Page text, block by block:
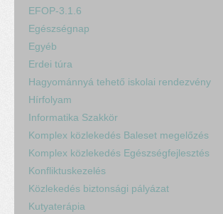
EFOP-3.1.6
Egészségnap
Egyéb
Erdei túra
Hagyománnyá tehető iskolai rendezvény
Hírfolyam
Informatika Szakkör
Komplex közlekedés Baleset megelőzés
Komplex közlekedés Egészségfejlesztés
Konfliktuskezelés
Közlekedés biztonsági pályázat
Kutyaterápia